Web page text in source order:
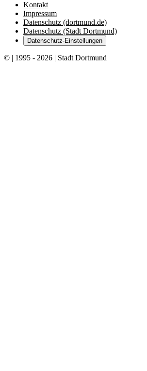
Kontakt
Impressum
Datenschutz (dortmund.de)
Datenschutz (Stadt Dortmund)
Datenschutz-Einstellungen
© | 1995 - 2026 | Stadt Dortmund